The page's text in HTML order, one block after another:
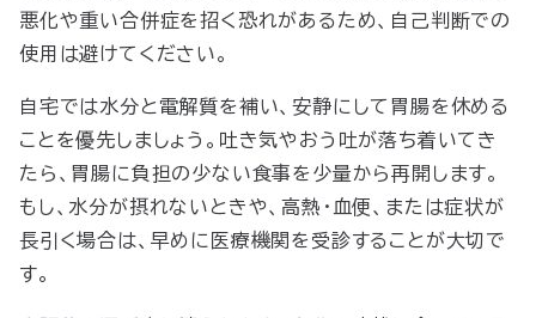
悪化や重い合併症を招く恐れがあるため、自己判断での
使用は避けてください。
自宅では水分と電解質を補い、安静にして胃腸を休める
ことを優先しましょう。吐き気やおう吐が落ち着いてき
たら、胃腸に負担の少ない食事を少量から再開します。
もし、水分が摂れないときや、高熱・血便、または症状が
長引く場合は、早めに医療機関を受診することが大切で
す。